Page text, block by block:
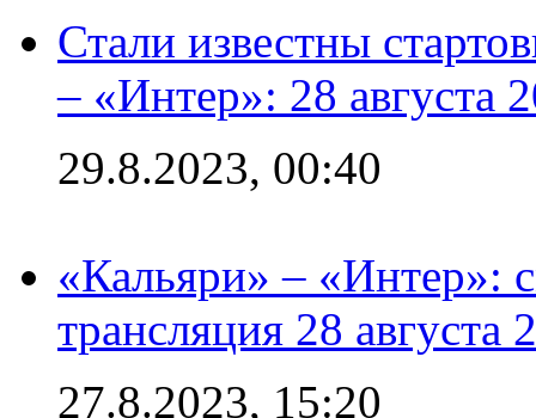
Стали известны
– «Интер»: 28 августа
29.8.2023, 00:40
«Кальяри» – «Интер»:
трансляция 28 августа
27.8.2023, 15:20